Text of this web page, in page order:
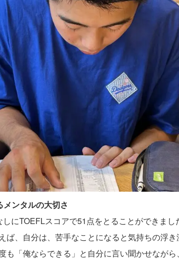
ンタルの大切さ
にTOEFLスコアで51点をとることができまし
ば、自分は、苦手なことになると気持ちの浮
も「俺ならできる」と自分に言い聞かせなが